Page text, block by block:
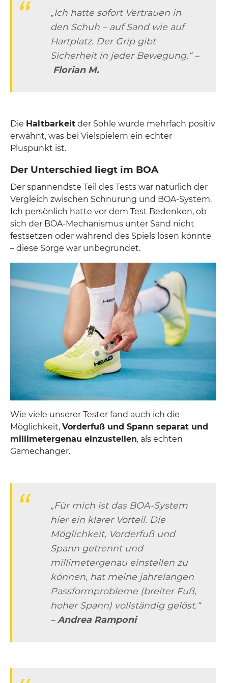
„Ich hatte sofort Vertrauen in
den Schuh – auf Sand wie auf
Hartplatz. Der Grip gibt
Sicherheit in jeder Bewegung.“ –
Florian M.
Die Haltbarkeit der Sohle wurde mehrfach positiv
erwähnt, was bei Vielspielern ein echter
Pluspunkt ist.
Der Unterschied liegt im BOA
Der spannendste Teil des Tests war natürlich der
Vergleich zwischen Schnürung und BOA-System.
Ich persönlich hatte vor dem Test Bedenken, ob
sich der BOA-Mechanismus unter Sand nicht
festsetzen oder während des Spiels lösen könnte
– diese Sorge war unbegründet.
Wie viele unserer Tester fand auch ich die
Möglichkeit, Vorderfuß und Spann separat und
millimetergenau einzustellen, als echten
Gamechanger.
„Für mich ist das BOA-System
hier ein klarer Vorteil. Die
Möglichkeit, Vorderfuß und
Spann getrennt und
millimetergenau einstellen zu
können, hat meine jahrelangen
Passformprobleme (breiter Fuß,
hoher Spann) vollständig gelöst.“
–Andrea Ramponi